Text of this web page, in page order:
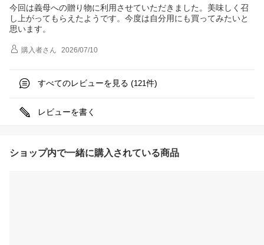
今回は義母への贈り物に利用させていただきました。美味しく召
し上がってもらえたようです。今度は自分用にも買ってみたいと
思います。
購入者さん 2026/07/10
すべてのレビューを見る (121件)
レビューを書く
ショップ内で一緒に購入されている商品